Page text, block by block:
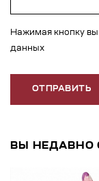
Нажимая кнопку
данных
ОТПРАВИТЬ
ВЫ НЕДАВНО